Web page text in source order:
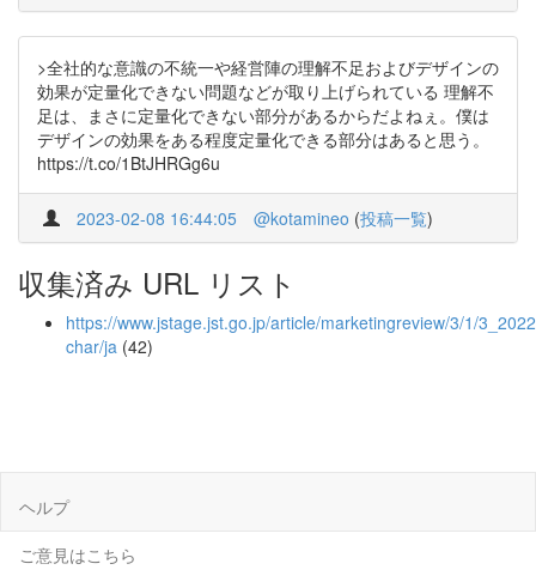
>全社的な意識の不統一や経営陣の理解不足およびデザインの
効果が定量化できない問題などが取り上げられている 理解不
足は、まさに定量化できない部分があるからだよねぇ。僕は
デザインの効果をある程度定量化できる部分はあると思う。
https://t.co/1BtJHRGg6u
2023-02-08 16:44:05 @kotamineo (投稿一覧)
収集済み URL リスト
https://www.jstage.jst.go.jp/article/marketingreview/3/1/
char/ja (42)
ヘルプ
ご意見はこちら